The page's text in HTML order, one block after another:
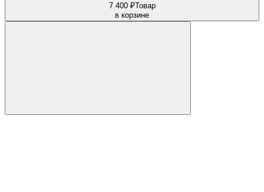
7 400 ₽Товар
в корзине